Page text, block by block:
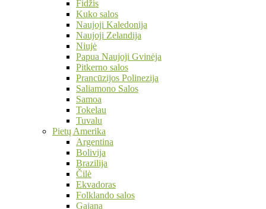
Fidžis
Kuko salos
Naujoji Kaledonija
Naujoji Zelandija
Niujė
Papua Naujoji Gvinėja
Pitkerno salos
Prancūzijos Polinezija
Saliamono Salos
Samoa
Tokelau
Tuvalu
Pietų Amerika
Argentina
Bolivija
Brazilija
Čilė
Ekvadoras
Folklando salos
Gajana